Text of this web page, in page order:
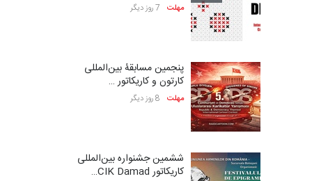
مهلت 7 روز دیگر
پنجمین مسابقۀ بین‌المللی
کارتون و کاریکاتور …
مهلت 8 روز دیگر
ششمین جشنواره بین‌المللی
کاریکاتور CIK Damad…